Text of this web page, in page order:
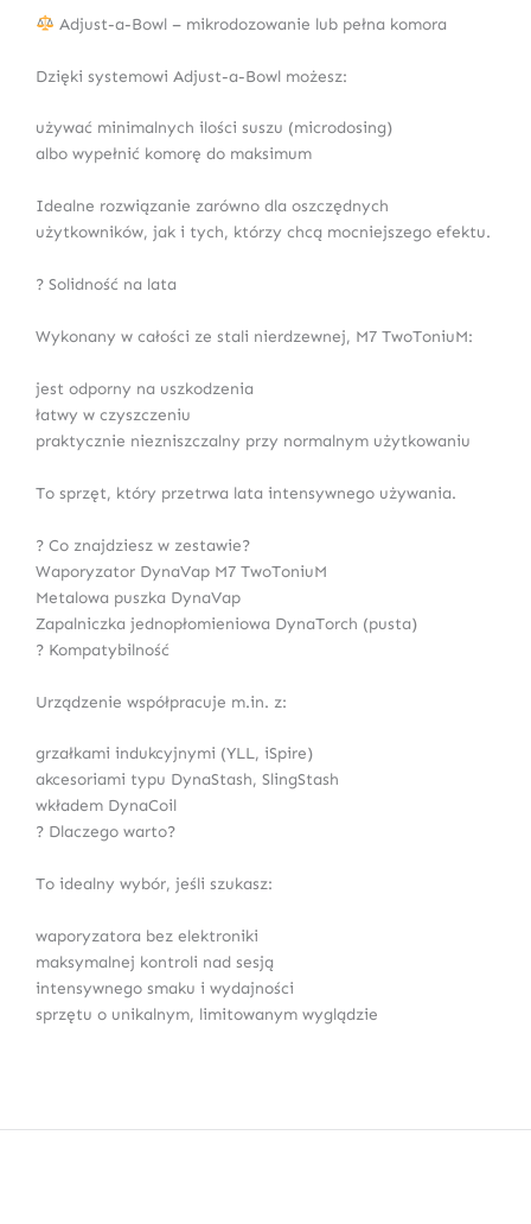
Adjust-a-Bowl – mikrodozowanie lub pełna komora
Dzięki systemowi Adjust-a-Bowl możesz:
używać minimalnych ilości suszu (microdosing)
albo wypełnić komorę do maksimum
Idealne rozwiązanie zarówno dla oszczędnych
użytkowników, jak i tych, którzy chcą mocniejszego efektu.
? Solidność na lata
Wykonany w całości ze stali nierdzewnej, M7 TwoToniuM:
jest odporny na uszkodzenia
łatwy w czyszczeniu
praktycznie niezniszczalny przy normalnym użytkowaniu
To sprzęt, który przetrwa lata intensywnego używania.
? Co znajdziesz w zestawie?
Waporyzator DynaVap M7 TwoToniuM
Metalowa puszka DynaVap
Zapalniczka jednopłomieniowa DynaTorch (pusta)
? Kompatybilność
Urządzenie współpracuje m.in. z:
grzałkami indukcyjnymi (YLL, iSpire)
akcesoriami typu DynaStash, SlingStash
wkładem DynaCoil
? Dlaczego warto?
To idealny wybór, jeśli szukasz:
waporyzatora bez elektroniki
maksymalnej kontroli nad sesją
intensywnego smaku i wydajności
sprzętu o unikalnym, limitowanym wyglądzie